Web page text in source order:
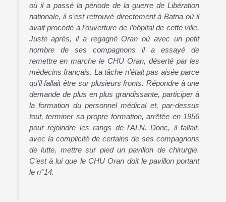
où il a passé la période de la guerre de Libération
nationale, il s’est retrouvé directement à Batna où il
avait procédé à l’ouverture de l’hôpital de cette ville.
Juste après, il a regagné Oran où avec un petit
nombre de ses compagnons il a essayé de
remettre en marche le CHU Oran, déserté par les
médecins français. La tâche n’était pas aisée parce
qu’il fallait être sur plusieurs fronts. Répondre à une
demande de plus en plus grandissante, participer à
la formation du personnel médical et, par-dessus
tout, terminer sa propre formation, arrêtée en 1956
pour rejoindre les rangs de l’ALN. Donc, il fallait,
avec la complicité de certains de ses compagnons
de lutte, mettre sur pied un pavillon de chirurgie.
C’est à lui que le CHU Oran doit le pavillon portant
le n°14.